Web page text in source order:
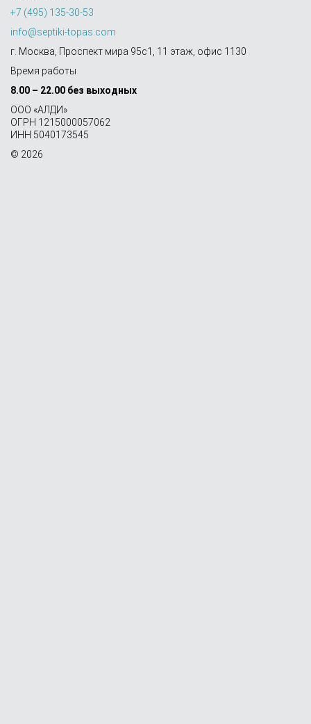
+7 (495) 135-30-53
info@septiki-topas.com
г. Москва, Проспект мира 95с1, 11 этаж, офис 1130
Время работы
8.00 – 22.00 без выходных
OOO «АЛДИ»
ОГРН 1215000057062
ИНН 5040173545
© 2026